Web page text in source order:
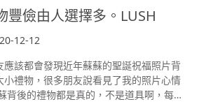
一個個翠綠的芽包環繞相抱，如同無數
稱為兒菜，真的長知識啊 酸菜斑片湯瀨
剛好，如果不吃米飯的可以選這個。
宮這是蘇蘇不能抗拒的主食，鋪滿現刨香
烤而成那皮脆肉厚的燒鵝，配上香氣十足
受這種誘惑，蘇蘇真的不行呢。 自家製
味，為這一頓寫下完美的休止符。 總
蘇蘇超興奮呢，之前在深井吃過一次，
肉厚多汁，好味道。 韓家得蔘雞湯 韓
韓家得蔘雞湯 香香辣辣的雞塊十分惹
特級肉眼扒 黃金海岸餐廳 五成熟剛好，
西班牙黑毛豬飯 TFOR TAPAS 原來是
糯，除了有西班牙黑毛豬肉外，還配搭
豐 粒粒分明的炒飯，充滿蛋香，不錯。
CHILDrdquo;、
以及ldquo;REAL BOYrdquo;。
是最深得蘇蘇的心，他就是木偶奇遇記
故事大家都不會陌生了吧，當皮諾丘說
這些潮玩的藝術品，線條分明，做工仔
的客廳夠寬闊的話，真的很想買他回
看見一系列的雕塑、家俱藝術作品和精
但有朋友說，如果沒有車的會很麻煩
在澳門銀河的室內是有通道直達呢，如
向或悅榕庄酒店向The Apron 蠔吧扒房
大約數分鐘就會見到室內天橋的入口
，當然方向感不好的朋友可以直接問問酒
在室內天橋上，從落地玻璃窗看出去就已
了天橋就會看見這個美食大搜集的資料
豐儉由人選擇多。LUSH
12-12
該都會發現近年蘇蘇的聖誕祝福照片背
禮物，很多朋友說看見了我的照片心情
背後的禮物都是真的，不是道具啊，每一